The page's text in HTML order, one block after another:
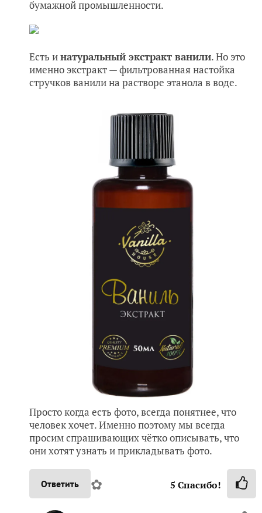
бумажной промышленности.
Есть инатуральный экстракт ванили. Но это
именно экстракт —фильтрованная настойка
стручков ванили на растворе этанола в воде.
Просто когда есть фото, всегда понятнее, что
человек хочет. Именно поэтому мы всегда
просим спрашивающих чётко описывать, что
они хотят узнать и прикладывать фото.
Ответить ✿ 5 Спасибо!